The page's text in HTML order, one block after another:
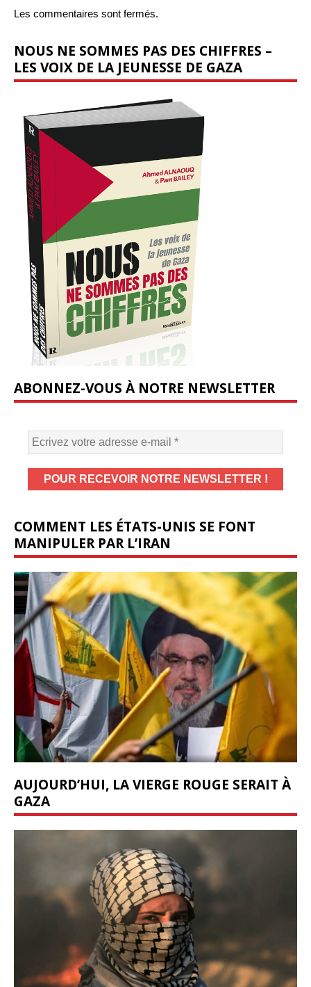
Les commentaires sont fermés.
NOUS NE SOMMES PAS DES CHIFFRES –
LES VOIX DE LA JEUNESSE DE GAZA
ABONNEZ-VOUS À NOTRE NEWSLETTER
COMMENT LES ÉTATS-UNIS SE FONT
MANIPULER PAR L’IRAN
AUJOURD’HUI, LA VIERGE ROUGE SERAIT À
GAZA